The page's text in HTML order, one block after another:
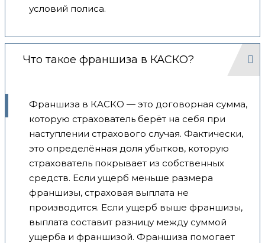
условий полиса.
Что такое франшиза в КАСКО?
Франшиза в КАСКО — это договорная сумма,
которую страхователь берёт на себя при
наступлении страхового случая. Фактически,
это определённая доля убытков, которую
страхователь покрывает из собственных
средств. Если ущерб меньше размера
франшизы, страховая выплата не
производится. Если ущерб выше франшизы,
выплата составит разницу между суммой
ущерба и франшизой. Франшиза помогает